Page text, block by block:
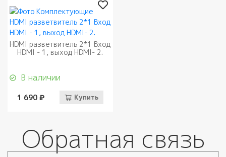
HDMI разветвитель 2*1 Вход
HDMI - 1, выход HDMI- 2.
В наличии
1 690 ₽ Купить
Обратная связь